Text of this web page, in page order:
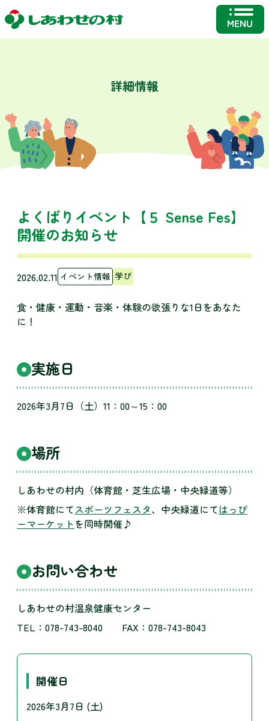
MENU
詳細情報
よくばりイベント【５ Sense Fes】
開催のお知らせ
2026.02.11 イベント情報 学び
食・健康・運動・音楽・体験の欲張りな1日をあなた
に！
実施日
2026年3月7日（土）11：00～15：00
場所
しあわせの村内（体育館・芝生広場・中央緑道等）
※体育館にてスポーツフェスタ、中央緑道にてはっぴ
ーマーケット を同時開催♪
お問い合わせ
しあわせの村温泉健康センター
TEL：078-743-8040 FAX：078-743-8043
開催日
2026年3月7日 (土)